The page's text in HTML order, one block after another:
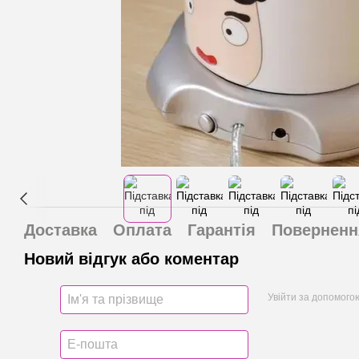
Доставка Оплата Гарантія
Новий відгук або коментар
Увійти за